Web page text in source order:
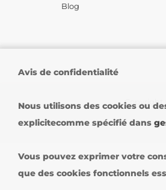
Blog
Copyright
Avis de confidentialité
Nous utilisons des cookies ou
explicitecomme spécifié dans
Vous pouvez exprimer votre
que des cookies fonctionnels